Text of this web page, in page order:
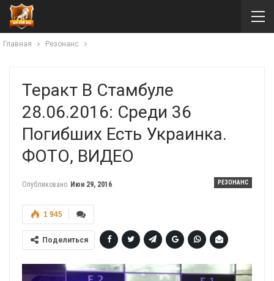
Главная Резонанс
Теракт В Стамбуле
28.06.2016: Среди 36
Погибших Есть Украинка.
ФОТО, ВИДЕО
РЕЗОНАНС
Опубликовано Июн 29, 2016
1 945
Поделиться